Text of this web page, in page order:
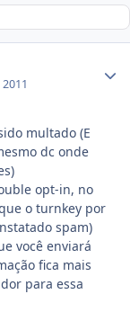
multado (E
dc onde
opt-in, no
o turnkey por
spam)
você enviará
fica mais
para essa